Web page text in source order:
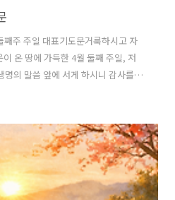
주 주일 대표기도문거룩하시고 자
온 땅에 가득한 4월 둘째 주일, 저
의 말씀 앞에 서게 하시니 감사를
빛깔로 창조주의 지혜를 드러내는
져 하나님의 선하신 손길을 충분히
시간 저희의 마음을 열어 주셔서,
시는 하나님의 섭리와 은혜를 깊이
희가 먼저 주님 앞에 죄를 고백합니